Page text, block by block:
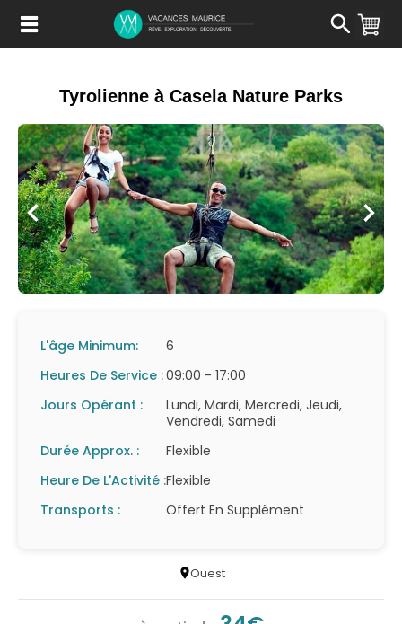
Contenu
Tyrolienne à Casela Nature Parks
L'âge Minimum:
6
Heures De Service :09:00 - 17:00
Jours Opérant :
Lundi, Mardi, Mercredi, Jeudi,
Vendredi, Samedi
Durée Approx. :
Flexible
Heure De L'Activité :Flexible
Transports :
Offert En Supplément
Ouest